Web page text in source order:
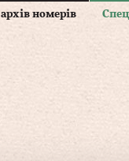
архів номерів